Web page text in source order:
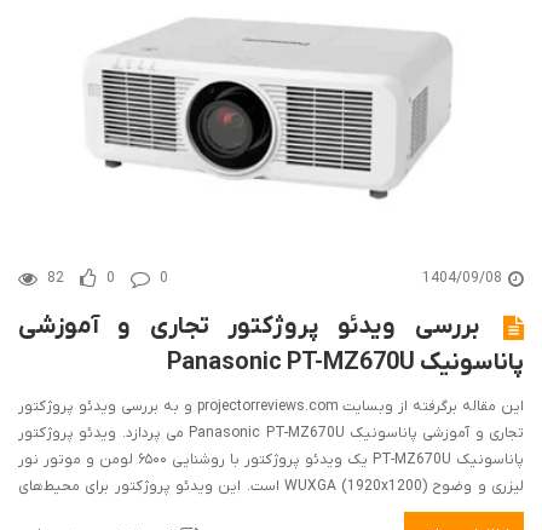
1404/09/08
82 0 0
بررسی ویدئو پروژکتور تجاری و آموزشی
پاناسونیک Panasonic PT-MZ670U
این مقاله برگرفته از وبسایت projectorreviews.com و به بررسی ویدئو پروژکتور
تجاری و آموزشی پاناسونیک Panasonic PT-MZ670U می پردازد. ویدئو پروژکتور
پاناسونیک PT-MZ670U یک ویدئو پروژکتور با روشنایی ۶۵۰۰ لومن و موتور نور
لیزری و وضوح WUXGA (1920x1200) است. این ویدئو پروژکتور برای محیط‌های
کلاس درس یا اتاق کنفرانس طراحی شده است.این ویدئو پروژکتور دارای ویژگی‌های